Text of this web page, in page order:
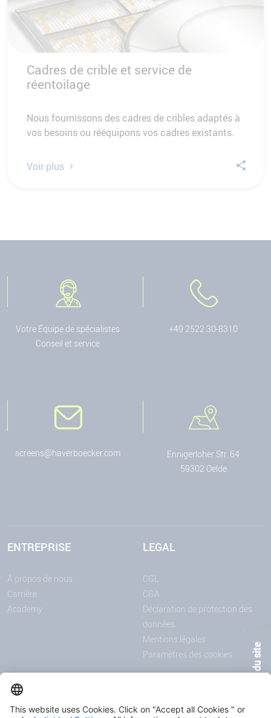
Contenu du site
Cadres de crible et service de
réentoilage
Nous fournissons des cadres de cribles adaptés à
vos besoins ou rééquipons vos cadres existants.
Voir plus
Votre Équipe de spécialistes
Conseil et service
+49 2522 30-8310
screens@haverboecker.com
Ennigerloher Str. 64
59302 Oelde
ENTREPRISE
À propos de nous
Carrière
Academy
LEGAL
CGL
CGA
Déclaration de protection des
données
Mentions légales
Paramètres des cookies
ANNONCES